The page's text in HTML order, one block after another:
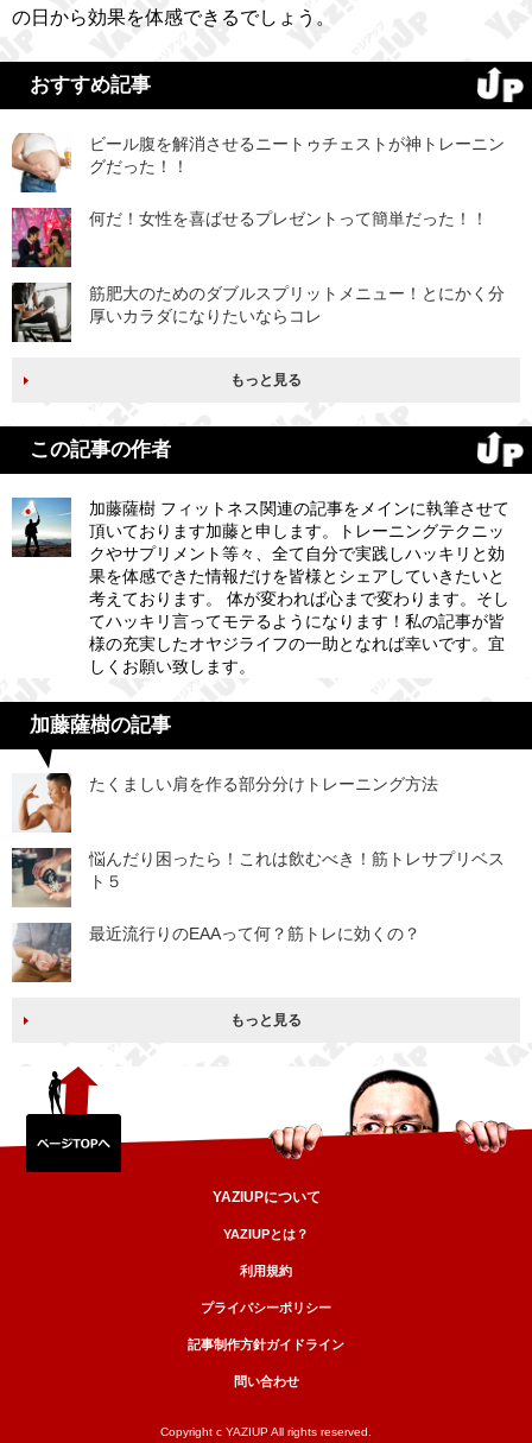
の日から効果を体感できるでしょう。
おすすめ記事
ビール腹を解消させるニートゥチェストが神トレーニン
グだった！！
何だ！女性を喜ばせるプレゼントって簡単だった！！
筋肥大のためのダブルスプリットメニュー！とにかく分
厚いカラダになりたいならコレ
もっと見る
この記事の作者
加藤薩樹 フィットネス関連の記事をメインに執筆させて
頂いております加藤と申します。トレーニングテクニッ
クやサプリメント等々、全て自分で実践しハッキリと効
果を体感できた情報だけを皆様とシェアしていきたいと
考えております。 体が変われば心まで変わります。そし
てハッキリ言ってモテるようになります！私の記事が皆
様の充実したオヤジライフの一助となれば幸いです。宜
しくお願い致します。
加藤薩樹の記事
たくましい肩を作る部分分けトレーニング方法
悩んだり困ったら！これは飲むべき！筋トレサプリベス
ト５
最近流行りのEAAって何？筋トレに効くの？
もっと見る
YAZIUPについて
YAZIUPとは？
利用規約
プライバシーポリシー
記事制作方針ガイドライン
問い合わせ
Copyright c YAZIUP All rights reserved.